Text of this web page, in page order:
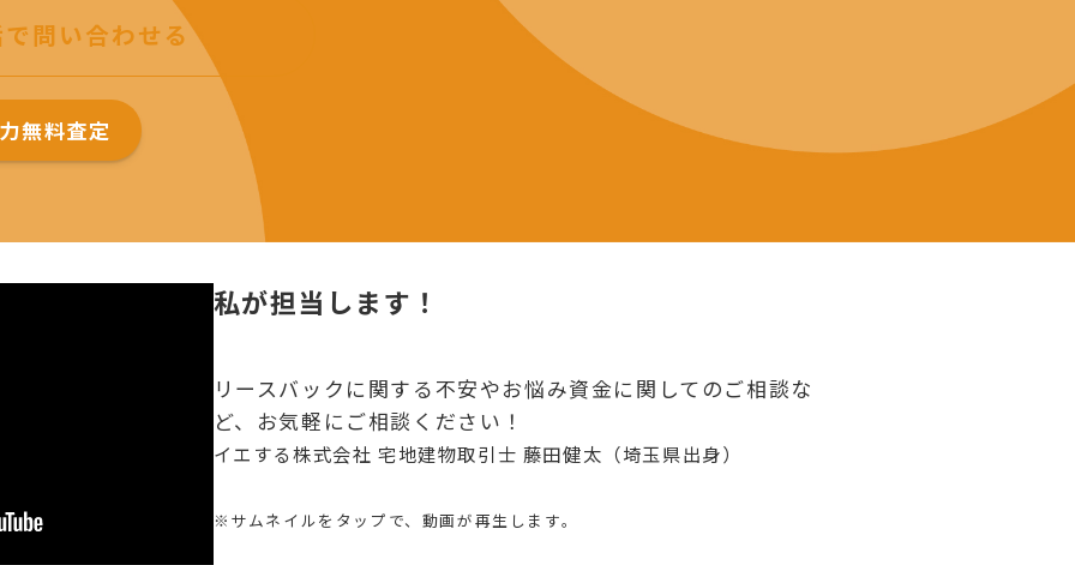
問い合わせる
無料査定
私が担当します！
リースバックに関する不安やお悩み資金に関してのご相談な
ど、お気軽にご相談ください！
イエする株式会社 宅地建物取引士 藤田健太（埼玉県出身）
※サムネイルをタップで、動画が再生します。